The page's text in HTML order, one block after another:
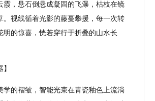
霞，悬石倒悬成凝固的飞瀑，枯枝在镜
。视线循着光影的藤蔓攀援，每一次转
明的惊喜，恍若穿行于折叠的山水长
学的褶皱，智能光束在青瓷釉色上流淌